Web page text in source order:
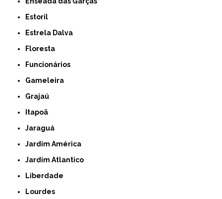
Estoril
Estrela Dalva
Floresta
Funcionários
Gameleira
Grajaú
Itapoã
Jaraguá
Jardim América
Jardim Atlantico
Liberdade
Lourdes